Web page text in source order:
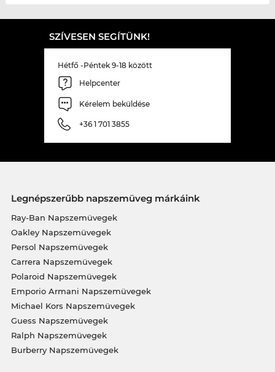
SZÍVESEN SEGÍTÜNK!
Hétfő -Péntek 9-18 között
Helpcenter
Kérelem beküldése
+36 1 701 3855
Legnépszerűbb napszemüveg márkáink
Ray-Ban Napszemüvegek
Oakley Napszemüvegek
Persol Napszemüvegek
Carrera Napszemüvegek
Polaroid Napszemüvegek
Emporio Armani Napszemüvegek
Michael Kors Napszemüvegek
Guess Napszemüvegek
Ralph Napszemüvegek
Burberry Napszemüvegek